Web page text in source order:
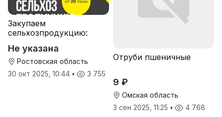
Закупаем
сельхозпродукцию:
подсолнечник
Не указана
Ростовская область
30 окт 2025, 10:44 • 3 755
Отруби пшеничные
9 ₽
Омская область
3 сен 2025, 11:25 • 4 768